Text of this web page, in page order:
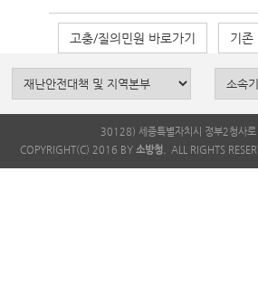
고충/질의민원 바로가기 기존
30128) 세종특별자치시 정부2청사
COPYRIGHT(C) 2016 BY 소방청. ALL RIGHTS